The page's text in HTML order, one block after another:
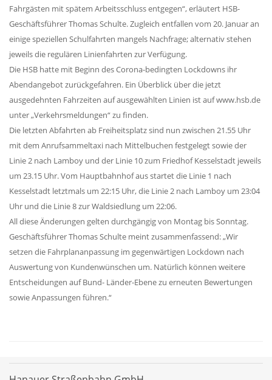
Fahrgästen mit spätem Arbeitsschluss entgegen“, erläutert HSB-
Geschäftsführer Thomas Schulte. Zugleich entfallen vom 20. Januar an
einige speziellen Schulfahrten mangels Nachfrage; alternativ stehen
jeweils die regulären Linienfahrten zur Verfügung.
Die HSB hatte mit Beginn des Corona-bedingten Lockdowns ihr
Abendangebot zurückgefahren. Ein Überblick über die jetzt
ausgedehnten Fahrzeiten auf ausgewählten Linien ist auf www.hsb.de
unter „Verkehrsmeldungen“ zu finden.
Die letzten Abfahrten ab Freiheitsplatz sind nun zwischen 21.55 Uhr
mit dem Anrufsammeltaxi nach Mittelbuchen festgelegt sowie der
Linie 2 nach Lamboy und der Linie 10 zum Friedhof Kesselstadt jeweils
um 23.15 Uhr. Vom Hauptbahnhof aus startet die Linie 1 nach
Kesselstadt letztmals um 22:15 Uhr, die Linie 2 nach Lamboy um 23:04
Uhr und die Linie 8 zur Waldsiedlung um 22:06.
All diese Änderungen gelten durchgängig von Montag bis Sonntag.
Geschäftsführer Thomas Schulte meint zusammenfassend: „Wir
setzen die Fahrplananpassung im gegenwärtigen Lockdown nach
Auswertung von Kundenwünschen um. Natürlich können weitere
Entscheidungen auf Bund- Länder-Ebene zu erneuten Bewertungen
sowie Anpassungen führen.“